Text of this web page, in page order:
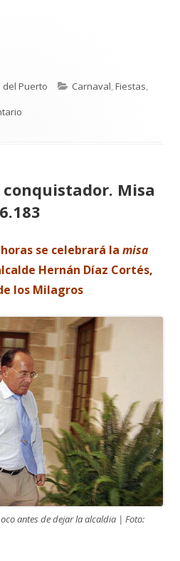
Calleja: El concejal influencer
del Puerto Categorías
Carnaval,Fiestas,
Misa
se celebrará la misa
Hernán Díaz Cortés,
los Milagros
antes de dejar la alcaldia | Foto: